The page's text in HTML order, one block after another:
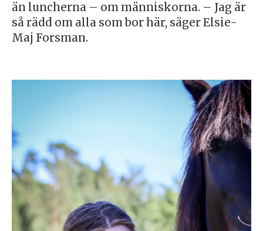
än luncherna – om människorna. – Jag är
så rädd om alla som bor här, säger Elsie-
Maj Forsman.